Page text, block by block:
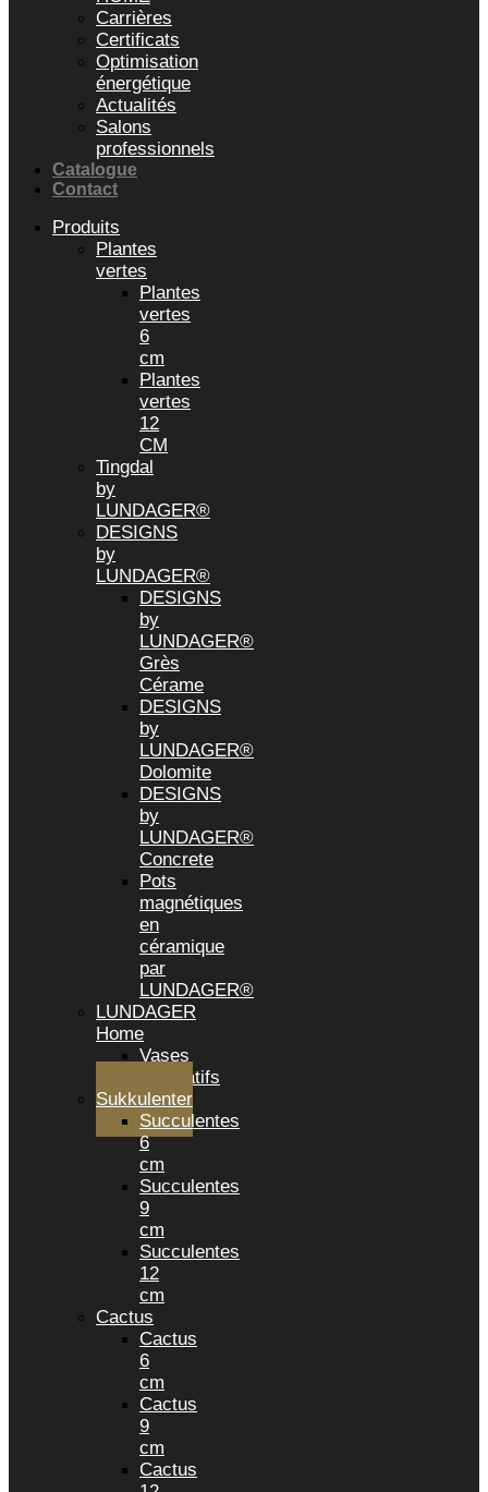
Carrières
Certificats
Optimisation
énergétique
Actualités
Salons
professionnels
Catalogue
Contact
Produits
Plantes
vertes
Plantes
vertes
6
cm
Plantes
vertes
12
CM
Tingdal
by
LUNDAGER®
DESIGNS
by
LUNDAGER®
DESIGNS
by
LUNDAGER®
Grès
Cérame
DESIGNS
by
LUNDAGER®
Dolomite
DESIGNS
by
LUNDAGER®
Concrete
Pots
magnétiques
en
céramique
par
LUNDAGER®
LUNDAGER
Home
Vases
décoratifs
Sukkulenter
Succulentes
6
cm
Succulentes
9
cm
Succulentes
12
cm
Cactus
Cactus
6
cm
Cactus
9
cm
Cactus